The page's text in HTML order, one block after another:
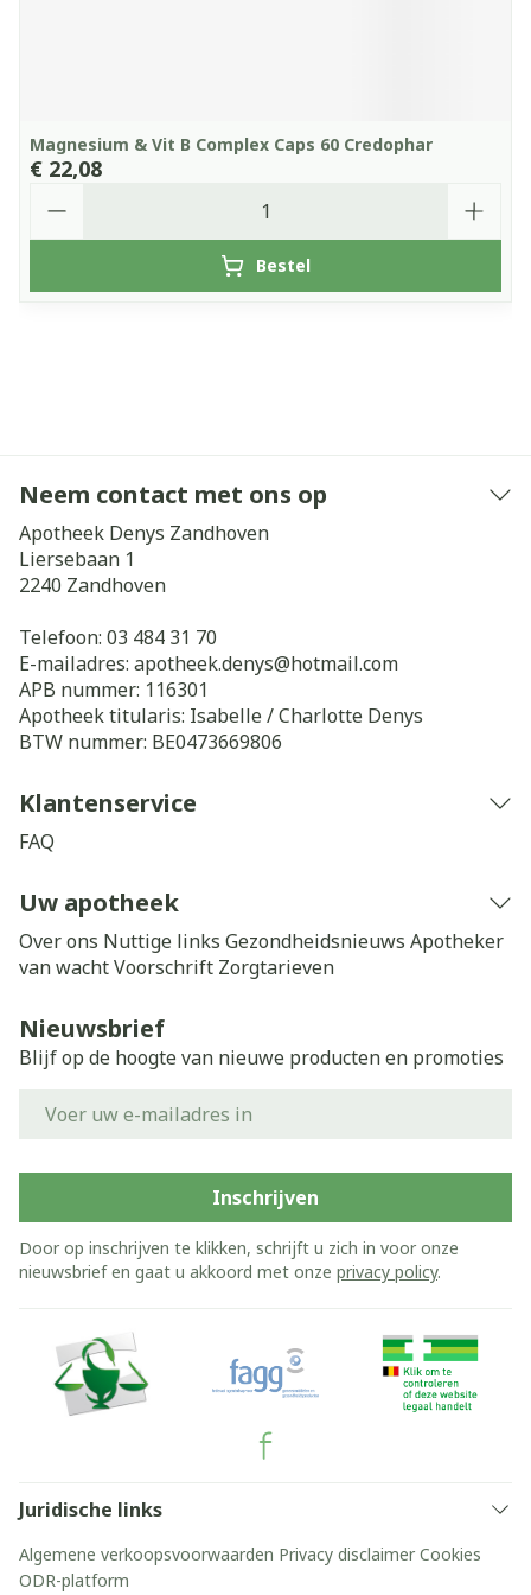
Magnesium & Vit B Complex Caps 60 Credophar
€ 22,08
Bestel
Neem contact met ons op
Apotheek Denys Zandhoven
Liersebaan 1
2240 Zandhoven
Telefoon: 03 484 31 70
E-mailadres: apotheek.denys@hotmail.com
APB nummer: 116301
Apotheek titularis: Isabelle / Charlotte Denys
BTW nummer: BE0473669806
Klantenservice
FAQ
Uw apotheek
Over ons Nuttige links Gezondheidsnieuws Apotheker
van wachtVoorschrift Zorgtarieven
Nieuwsbrief
Blijf op de hoogte van nieuwe producten en promoties
Inschrijven
Door op inschrijven te klikken, schrijft u zich in voor onze
nieuwsbrief en gaat u akkoord met onze privacy policy.
Juridische links
Algemene verkoopsvoorwaarden Privacy disclaimer Cookies
ODR-platform